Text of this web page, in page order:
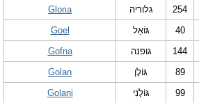
Gloria
גלוריה 254
Goel
גּוֹאֵל 40
Gofna
גופנה 144
Golan
גּוֹלָן 89
Golani
גּוֹלָנִי 99